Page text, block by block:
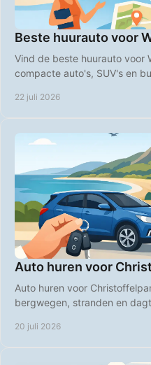
Beste huurauto voor
Vind de beste huurauto voor
compacte auto's, SUV's en
22 juli 2026
Auto huren voor
Auto huren voor
bergwegen, stranden en
20 juli 2026